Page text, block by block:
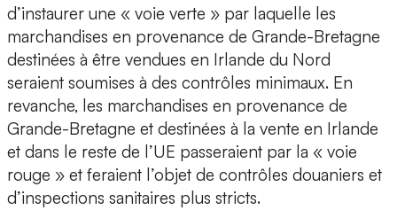
d’instaurer une « voie verte » par laquelle les
marchandises en provenance de Grande-Bretagne
destinées à être vendues en Irlande du Nord
seraient soumises à des contrôles minimaux. En
revanche, les marchandises en provenance de
Grande-Bretagne et destinées à la vente en Irlande
et dans le reste de l’UE passeraient par la « voie
rouge » et feraient l’objet de contrôles douaniers et
d’inspections sanitaires plus stricts.